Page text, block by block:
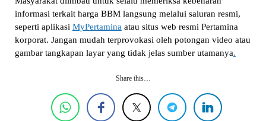
informasi terkait harga BBM langsung melalui saluran resmi,
seperti aplikasi MyPertamina atau situs web resmi Pertamina
korporat. Jangan mudah terprovokasi oleh potongan video atau
gambar tangkapan layar yang tidak jelas sumber utamanya.
Share this…